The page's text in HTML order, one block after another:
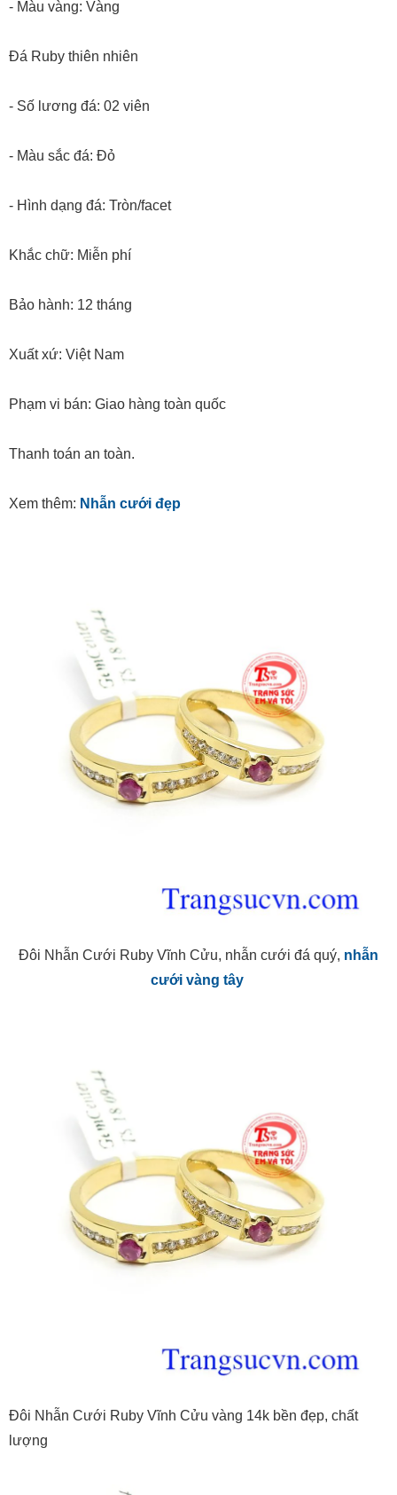
- Màu vàng: Vàng
Đá Ruby thiên nhiên
- Số lương đá: 02 viên
- Màu sắc đá: Đỏ
- Hình dạng đá: Tròn/facet
Khắc chữ: Miễn phí
Bảo hành: 12 tháng
Xuất xứ: Việt Nam
Phạm vi bán: Giao hàng toàn quốc
Thanh toán an toàn.
Xem thêm: Nhẫn cưới đẹp
Đôi Nhẫn Cưới Ruby Vĩnh Cửu, nhẫn cưới đá quý, nhẫn
cưới vàng tây
Đôi Nhẫn Cưới Ruby Vĩnh Cửu vàng 14k bền đẹp, chất
lượng